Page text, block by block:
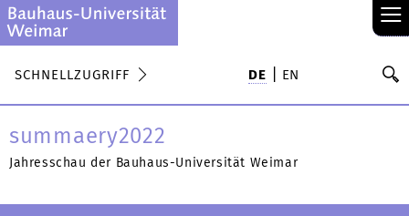
≡
SCHNELLZUGRIFF DE EN
summaery2022
Jahresschau der Bauhaus-Universität Weimar